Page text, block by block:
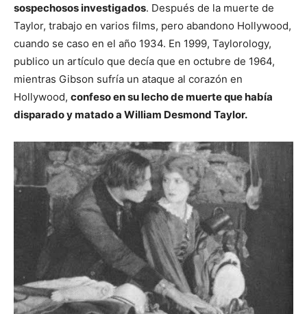
sospechosos investigados. Después de la muerte de
Taylor, trabajo en varios films, pero abandono Hollywood,
cuando se caso en el año 1934. En 1999, Taylorology,
publico un artículo que decía que en octubre de 1964,
mientras Gibson sufría un ataque al corazón en
Hollywood, confeso en su lecho de muerte que había
disparado y matado a William Desmond Taylor.